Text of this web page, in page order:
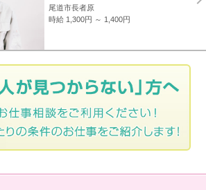
尾道市長者原
時給 1,300円 ～ 1,400円